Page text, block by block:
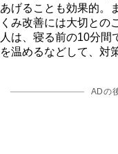
あげることも効果的。
くみ改善には大切との
人は、寝る前の10分間
を温めるなどして、対
ADの